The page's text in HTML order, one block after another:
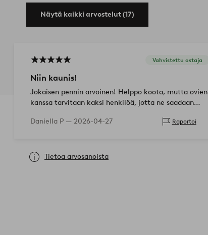
Näytä kaikki arvostelut (17)
Vahvistettu ostaja
Niin kaunis!
Jokaisen pennin arvoinen! Helppo koota, mutta ovien
kanssa tarvitaan kaksi henkilöä, jotta ne saadaan
Daniella P — 2026-04-27 Raportoi
Tietoa arvosanoista